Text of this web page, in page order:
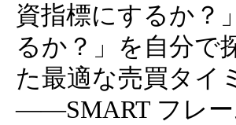
資指標にするか？
るか？」を自分で
た最適な売買タイ
――SMART フレー